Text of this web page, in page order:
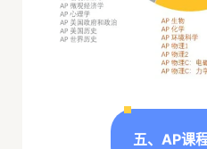
五、AP课